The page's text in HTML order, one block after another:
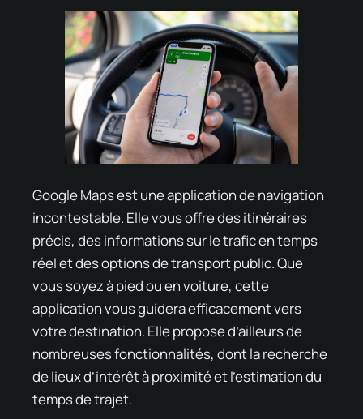
Google Maps est une application de navigation
incontestable. Elle vous offre des itinéraires
précis, des informations sur le trafic en temps
réel et des options de transport public. Que
vous soyez à pied ou en voiture, cette
application vous guidera efficacement vers
votre destination. Elle propose d’ailleurs de
nombreuses fonctionnalités, dont la recherche
de lieux d’intérêt à proximité et l’estimation du
temps de trajet.